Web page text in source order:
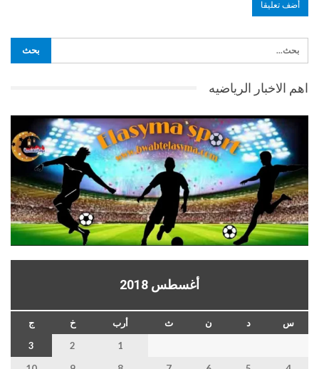
اهم الاخبار الرياضيه
أغسطس 2018
س د ن ث أرب خ
ج
1
2
3